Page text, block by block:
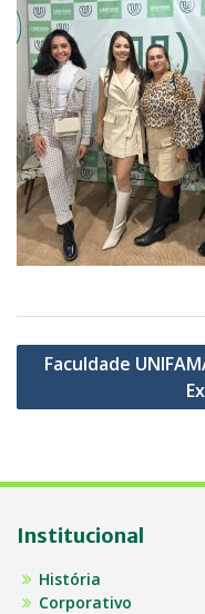
Navegação
Post
Faculdade
Institucional
História
Corporativo